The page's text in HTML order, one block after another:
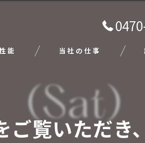
能 当社の仕事
注文住宅
リフォーム
エクステリア
覧いただき